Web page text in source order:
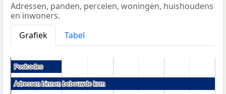
Adressen, panden, percelen, woningen, huishoudens
en inwoners.
Grafiek
Tabel
Postcodes
Postcodes
Adressen binnen bebouwde kom
Adressen binnen bebouwde kom